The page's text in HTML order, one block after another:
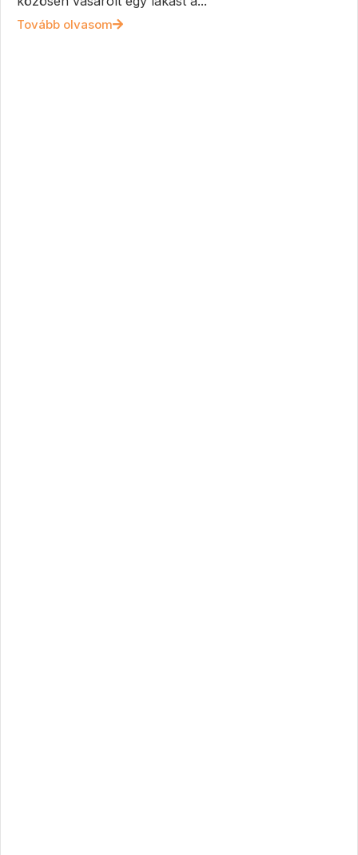
Tovább olvasom